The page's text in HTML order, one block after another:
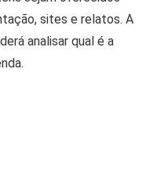
sites e relatos. A
analisar qual é a